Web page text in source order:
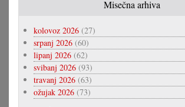
Misečna arhiva
kolovoz 2026 (27)
srpanj 2026 (60)
lipanj 2026 (62)
svibanj 2026 (93)
travanj 2026 (63)
ožujak 2026 (73)